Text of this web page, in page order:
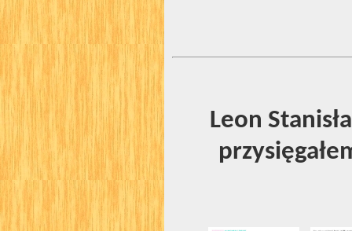
Leon